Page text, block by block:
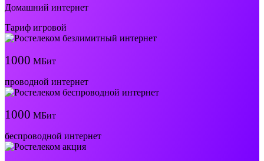
Домашний интернет
Тариф игровой
1000 МБит
проводной интернет
1000 МБит
беспроводной интернет